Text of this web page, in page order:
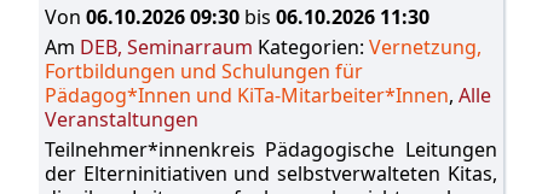
Von 06.10.2026 09:30 bis 06.10.2026 11:30
Am DEB, Seminarraum Kategorien: Vernetzung,
Fortbildungen und Schulungen für
Pädagog*Innen und KiTa-Mitarbeiter*Innen, Alle
Veranstaltungen
Teilnehmer*innenkreis Pädagogische Leitungen
der Elterninitiativen und selbstverwalteten Kitas,